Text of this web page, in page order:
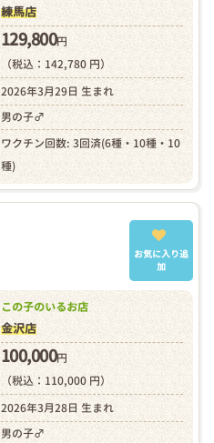
練馬店
129,800円
（税込：142,780 円）
2026年3月29日 生まれ
男の子♂
ワクチン回数: 3回済(6種・10種・10
種)
お気に入り追
加
この子のいるお店
金沢店
100,000円
（税込：110,000 円）
2026年3月28日 生まれ
男の子♂